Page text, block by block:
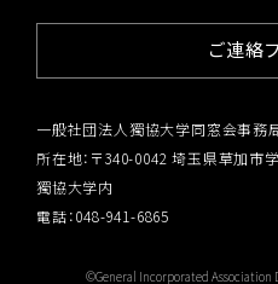
ご連絡
一般社団法人獨協大学同窓会事務
所在地：〒340-0042 埼玉県草加市
獨協大学内
電話：048-941-6865
©General Incorporated